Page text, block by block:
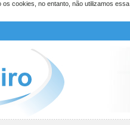
os cookies, no entanto, não utilizamos